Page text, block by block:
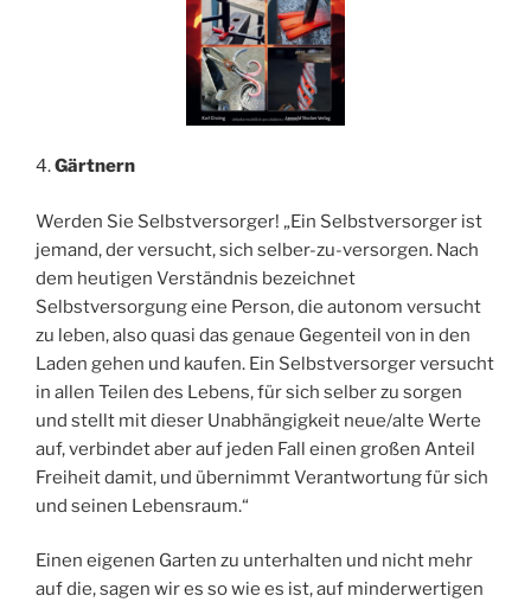
4.Gärtnern
Werden Sie Selbstversorger! „Ein Selbstversorger ist
jemand, der versucht, sich selber-zu-versorgen. Nach
dem heutigen Verständnis bezeichnet
Selbstversorgung eine Person, die autonom versucht
zu leben, also quasi das genaue Gegenteil von in den
Laden gehen und kaufen. Ein Selbstversorger versucht
in allen Teilen des Lebens, für sich selber zu sorgen
und stellt mit dieser Unabhängigkeit neue/alte Werte
auf, verbindet aber auf jeden Fall einen großen Anteil
Freiheit damit, und übernimmt Verantwortung für sich
und seinen Lebensraum.“
Einen eigenen Garten zu unterhalten und nicht mehr
auf die, sagen wir es so wie es ist, auf minderwertigen